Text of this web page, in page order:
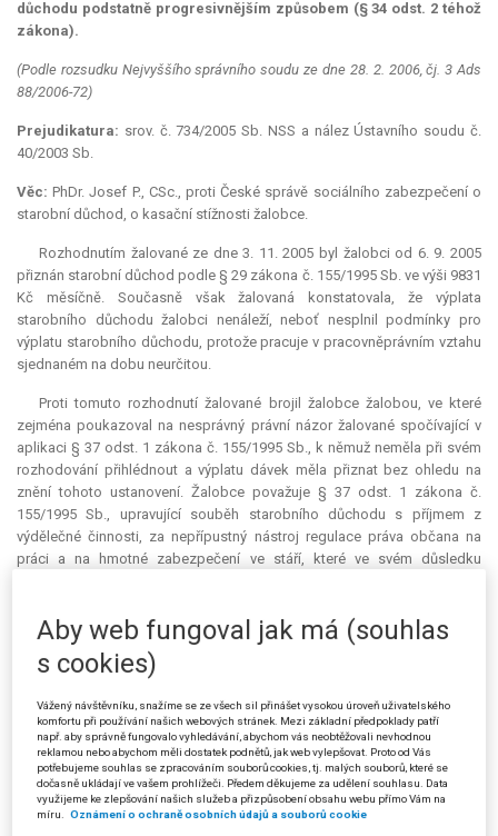
důchodu podstatně progresivnějším způsobem (§ 34 odst. 2 téhož
zákona).
(Podle rozsudku Nejvyššího správního soudu ze dne 28. 2. 2006, čj. 3 Ads
88/2006-72)
Prejudikatura: srov. č. 734/2005 Sb. NSS a nález Ústavního soudu č.
40/2003 Sb.
Věc: PhDr. Josef P., CSc., proti České správě sociálního zabezpečení o
starobní důchod, o kasační stížnosti žalobce.
Rozhodnutím žalované ze dne 3. 11. 2005 byl žalobci od 6. 9. 2005
přiznán starobní důchod podle § 29 zákona č. 155/1995 Sb. ve výši 9831
Kč měsíčně. Současně však žalovaná konstatovala, že výplata
starobního důchodu žalobci nenáleží, neboť nesplnil podmínky pro
výplatu starobního důchodu, protože pracuje v pracovněprávním vztahu
sjednaném na dobu neurčitou.
Proti tomuto rozhodnutí žalované brojil žalobce žalobou, ve které
zejména poukazoval na nesprávný právní názor žalované spočívající v
aplikaci § 37 odst. 1 zákona č. 155/1995 Sb., k němuž neměla při svém
rozhodování přihlédnout a výplatu dávek měla přiznat bez ohledu na
znění tohoto ustanovení. Žalobce považuje § 37 odst. 1 zákona č.
155/1995 Sb., upravující souběh starobního důchodu s příjmem z
výdělečné činnosti, za nepřípustný nástroj regulace práva občana na
práci a na hmotné zabezpečení ve stáří, které ve svém důsledku
pobírat dávku důchodového pojištění. Zákon by měl implementovat
právo na hmotné zabezpečení ve stáří obsažené v čl. 30 odst. 1 Listiny
základních práv a svobod (dále též „Listina“), a nikoli nepřímo regulovat
1999/70/ES, týkající se Rámcové dohody uzavřené organizacemi EOK,
UNICEF a CEEP o pracovních smlouvách na dobu určitou a Směrnici Rady
2000/78/ES, kterou se stanoví obecný rámec pro rovné zacházení v
zaměstnání a povolání, poukázal žalobce na rozpor vnitrostátního práva
s právem komunitárním. V případě takto nastalého rozporu byla
žalovaná, jako vnitrostátní orgán členského státu Evropských
Aby web fungoval jak má (souhlas
s cookies)
Vážený návštěvníku, snažíme se ze všech sil přinášet vysokou úroveň uživatelského
komfortu při používání našich webových stránek. Mezi základní předpoklady patří
např. aby správně fungovalo vyhledávání, abychom vás neobtěžovali nevhodnou
reklamou nebo abychom měli dostatek podnětů, jak web vylepšovat. Proto od Vás
potřebujeme souhlas se zpracováním souborů cookies, tj. malých souborů, které se
dočasně ukládají ve vašem prohlížeči. Předem děkujeme za udělení souhlasu. Data
využijeme ke zlepšování našich služeb a přizpůsobení obsahu webu přímo Vám na
míru.
Oznámení o ochraně osobních údajů a souborů cookie